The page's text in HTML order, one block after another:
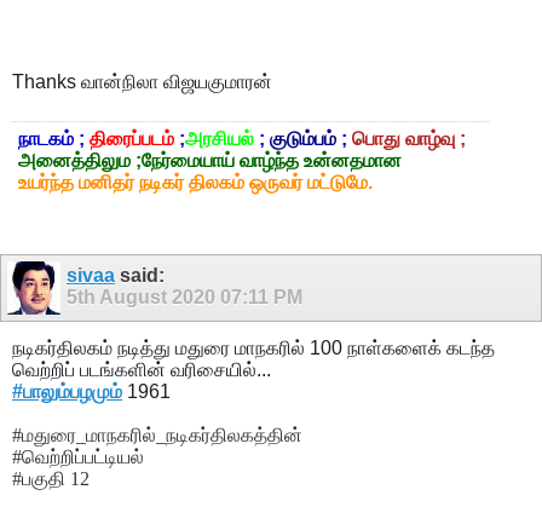
Thanks வான்நிலா விஜயகுமாரன்
நாடகம் ; திரைப்படம் ;அரசியல் ; குடும்பம் ; பொது வாழ்வு ;
அனைத்திலும ;நேர்மையாய் வாழ்ந்த உன்னதமான
உயர்ந்த மனிதர் நடிகர் திலகம் ஒருவர் மட்டுமே.
sivaa said:
5th August 2020 07:11 PM
நடிகர்திலகம் நடித்து மதுரை மாநகரில் 100 நாள்களைக் கடந்த
வெற்றிப் படங்களின் வரிசையில்...
#பாலும்பழமும் 1961
#மதுரை_மாநகரில்_நடிகர்திலகத்தின்
#வெற்றிப்பட்டியல்
#பகுதி 12